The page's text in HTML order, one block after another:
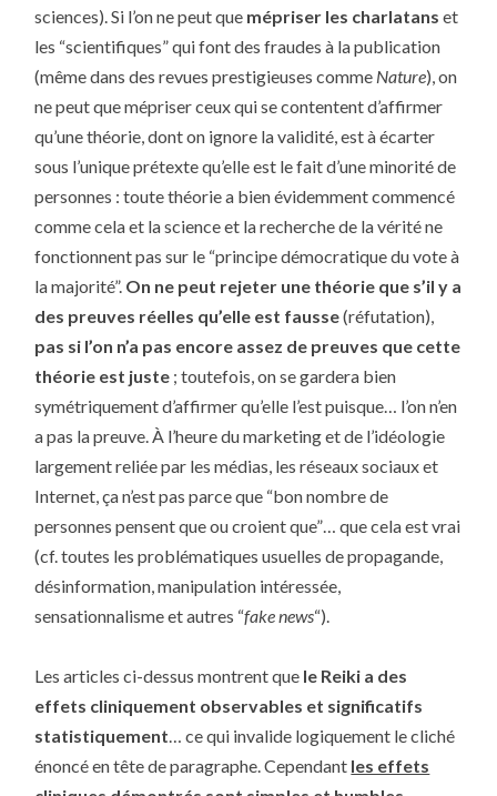
sciences). Si l’on ne peut que mépriser les charlatans et
les “scientifiques” qui font des fraudes à la publication
(même dans des revues prestigieuses comme Nature), on
ne peut que mépriser ceux qui se contentent d’affirmer
qu’une théorie, dont on ignore la validité, est à écarter
sous l’unique prétexte qu’elle est le fait d’une minorité de
personnes : toute théorie a bien évidemment commencé
comme cela et la science et la recherche de la vérité ne
fonctionnent pas sur le “principe démocratique du vote à
la majorité”. On ne peut rejeter une théorie que s’il y a
des preuves réelles qu’elle est fausse(réfutation),
pas si l’on n’a pas encore assez de preuves que cette
théorie est juste ; toutefois, on se gardera bien
symétriquement d’affirmer qu’elle l’est puisque… l’on n’en
a pas la preuve. À l’heure du marketing et de l’idéologie
largement reliée par les médias, les réseaux sociaux et
Internet, ça n’est pas parce que “bon nombre de
personnes pensent que ou croient que”… que cela est vrai
(cf. toutes les problématiques usuelles de propagande,
désinformation, manipulation intéressée,
sensationnalisme et autres “fake news“).
Les articles ci-dessus montrent que le Reiki a des
effets cliniquement observables et significatifs
statistiquement… ce qui invalide logiquement le cliché
énoncé en tête de paragraphe. Cependant les effets